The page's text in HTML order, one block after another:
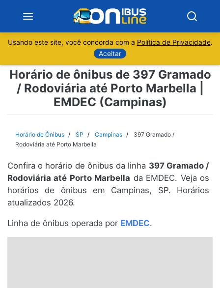
Sobre
Minas Gerais
Espírito Santo
Paraná
Santa Catarina
Usando este site, você concorda com a Política de Privacidade.
Aceitar
Horário de ônibus de 397 Gramado
/ Rodoviária até Porto Marbella |
EMDEC (Campinas)
Horário de Ônibus SP Campinas
397 Gramado /
Rodoviária até Porto Marbella
Confira o horário de ônibus da linha 397 Gramado /
Rodoviária até Porto Marbella da EMDEC. Veja os
horários de ônibus em Campinas, SP. Horários
atualizados 2026.
Linha de ônibus operada por EMDEC.